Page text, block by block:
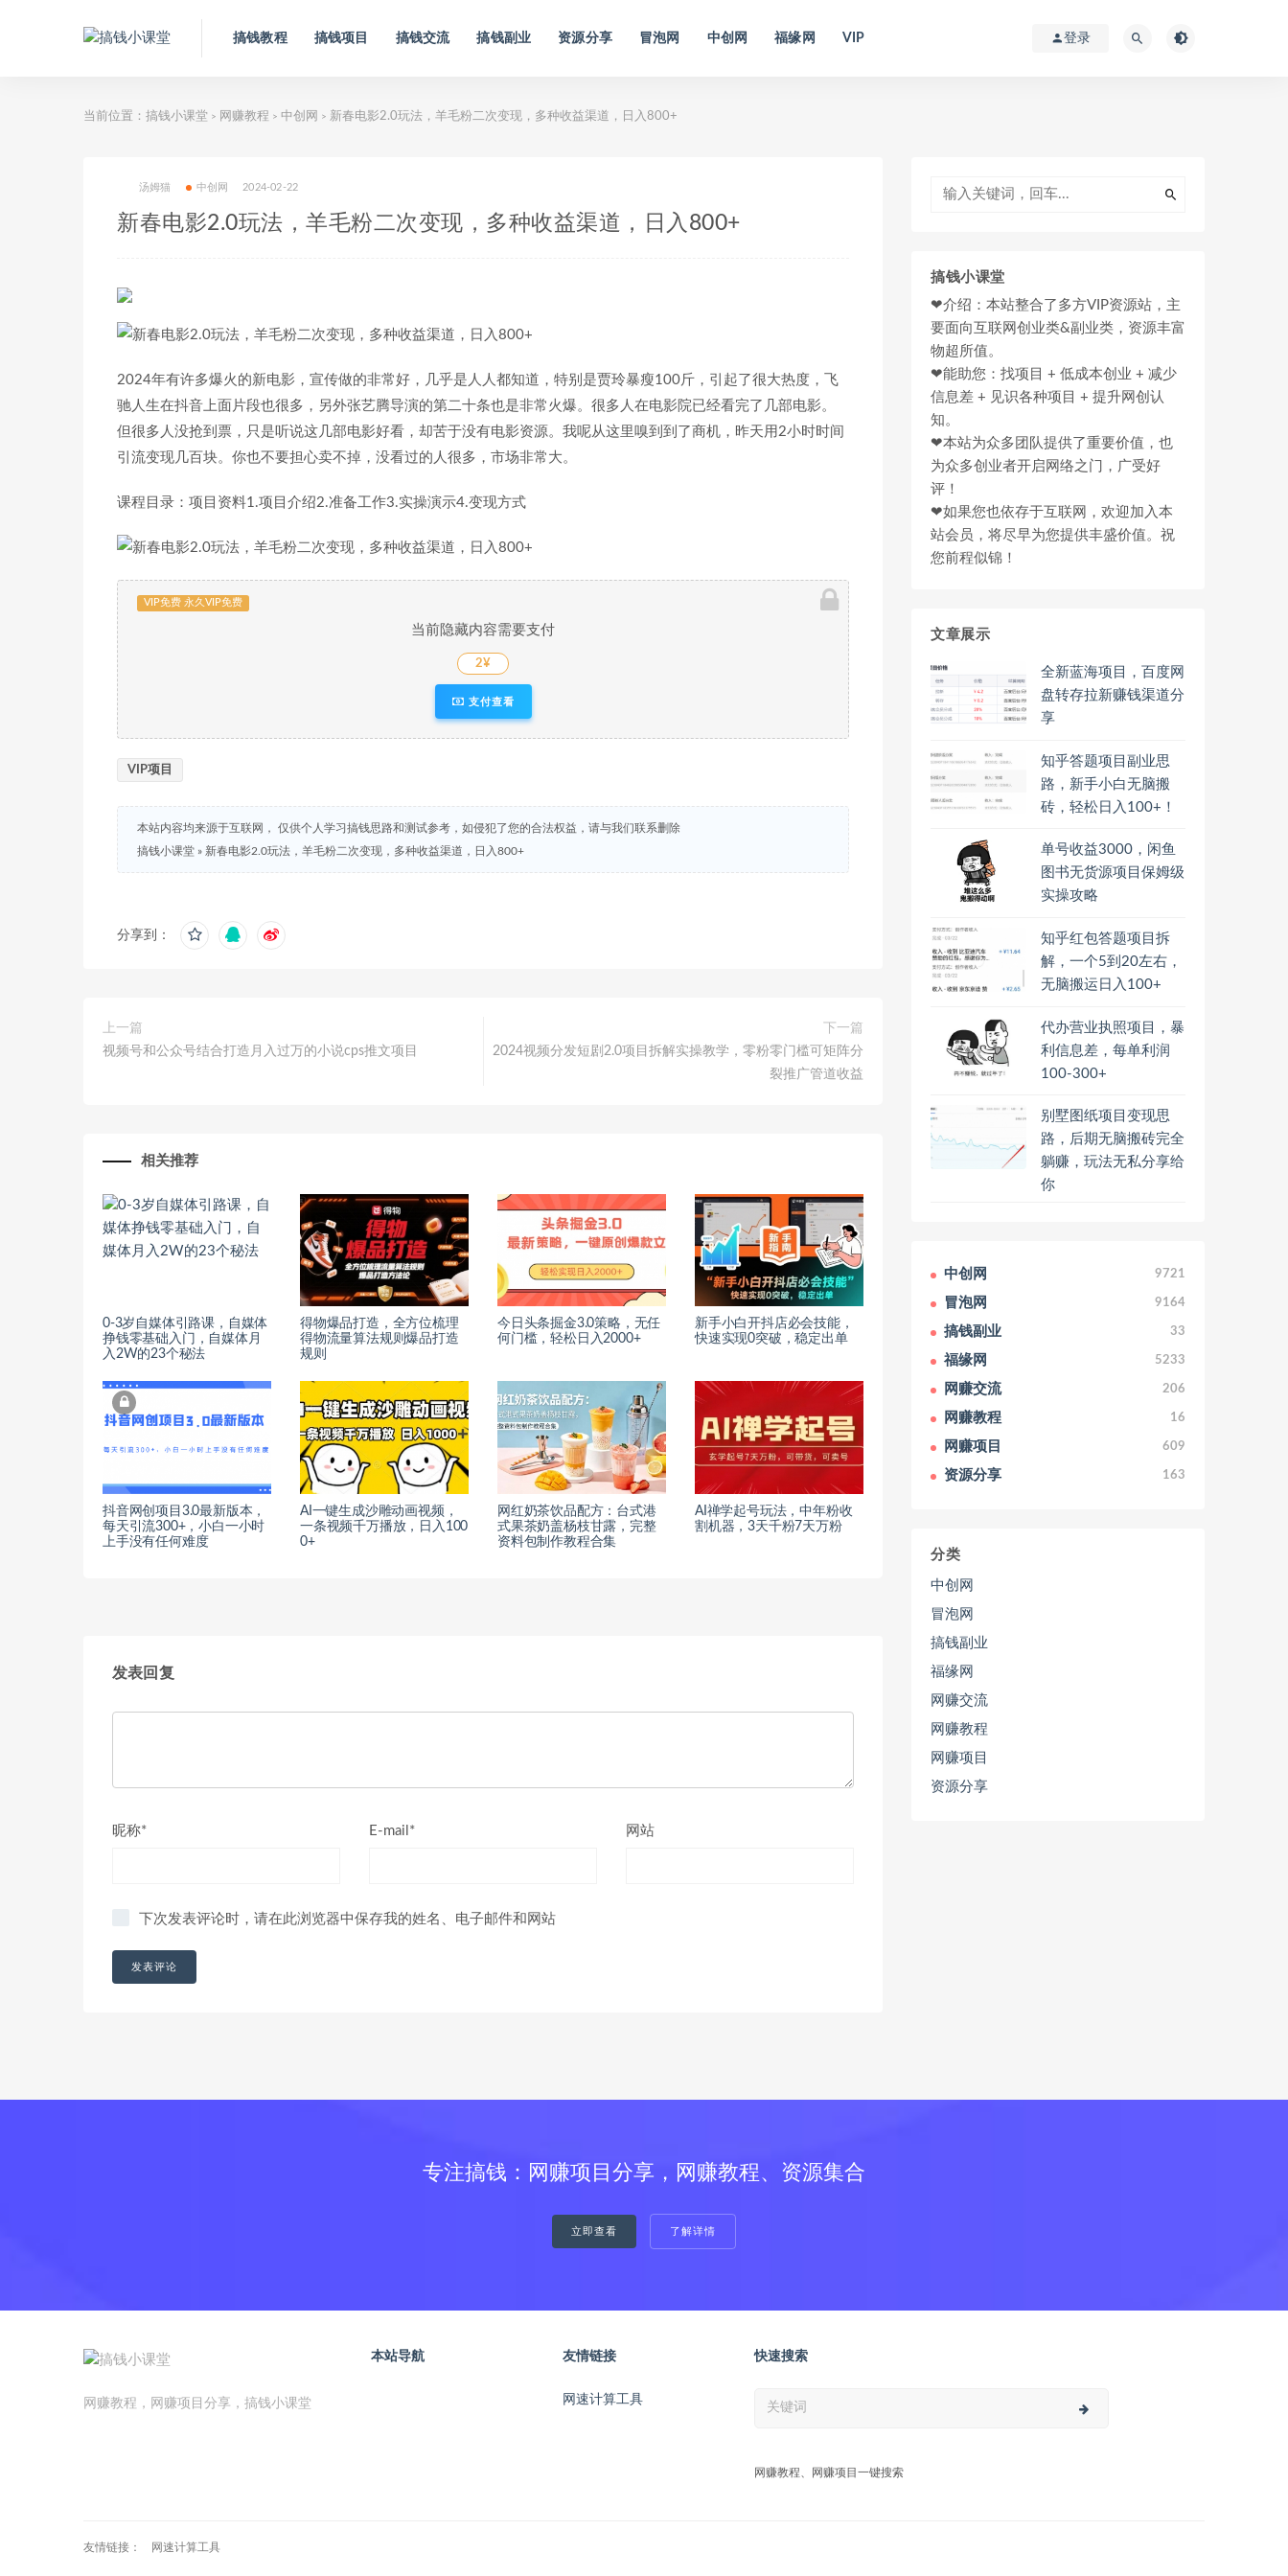
搞钱教程 搞钱项目 搞钱交流 搞钱副业 资源分享 冒泡网 中创网 福缘网 VIP 登录
当前位置： 搞钱小课堂 > 网赚教程 > 中创网 > 新春电影2.0玩法，羊毛粉二次变现，多种收益渠道，日入800+
汤姆猫 中创网 2024-02-22
新春电影2.0玩法，羊毛粉二次变现，多种收益渠道，日入800+
2024年有许多爆火的新电影，宣传做的非常好，几乎是人人都知道，特别是贾玲暴瘦100斤，引起了很大热度，飞
驰人生在抖音上面片段也很多，另外张艺腾导演的第二十条也是非常火爆。很多人在电影院已经看完了几部电影。
但很多人没抢到票，只是听说这几部电影好看，却苦于没有电影资源。我呢从这里嗅到到了商机，昨天用2小时时间
引流变现几百块。你也不要担心卖不掉，没看过的人很多，市场非常大。
课程目录：项目资料1.项目介绍2.准备工作3.实操演示4.变现方式
VIP免费 永久VIP免费
当前隐藏内容需要支付
2¥
支付查看
VIP项目
本站内容均来源于互联网， 仅供个人学习搞钱思路和测试参考，如侵犯了您的合法权益，请与我们联系删除
搞钱小课堂 » 新春电影2.0玩法，羊毛粉二次变现，多种收益渠道，日入800+
分享到：
上一篇
视频号和公众号结合打造月入过万的小说cps推文项目
下一篇
2024视频分发短剧2.0项目拆解实操教学，零粉零门槛可矩阵分
裂推广管道收益
相关推荐
0-3岁自媒体引路课，自媒体
挣钱零基础入门，自媒体月
入2W的23个秘法
得物爆品打造，全方位梳理
得物流量算法规则爆品打造
规则
今日头条掘金3.0策略，无任
何门槛，轻松日入2000+
新手小白开抖店必会技能，
快速实现0突破，稳定出单
抖音网创项目3.0最新版本，
每天引流300+，小白一小时
上手没有任何难度
AI一键生成沙雕动画视频，
一条视频千万播放，日入100
0+
网红奶茶饮品配方：台式港
式果茶奶盖杨枝甘露，完整
资料包制作教程合集
AI禅学起号玩法，中年粉收
割机器，3天千粉7天万粉
发表回复
昵称* E-mail* 网站
下次发表评论时，请在此浏览器中保存我的姓名、电子邮件和网站
搞钱小课堂
❤介绍：本站整合了多方VIP资源站，主
要面向互联网创业类&副业类，资源丰富
物超所值。
❤能助您：找项目 + 低成本创业 + 减少
信息差 + 见识各种项目 + 提升网创认
知。
❤本站为众多团队提供了重要价值，也
为众多创业者开启网络之门，广受好
评！
❤如果您也依存于互联网，欢迎加入本
站会员，将尽早为您提供丰盛价值。祝
您前程似锦！
文章展示
全新蓝海项目，百度网
盘转存拉新赚钱渠道分
享
知乎答题项目副业思
路，新手小白无脑搬
砖，轻松日入100+！
单号收益3000，闲鱼
图书无货源项目保姆级
实操攻略
知乎红包答题项目拆
解，一个5到20左右，
无脑搬运日入100+
代办营业执照项目，暴
利信息差，每单利润
100-300+
别墅图纸项目变现思
路，后期无脑搬砖完全
躺赚，玩法无私分享给
你
中创网 9721
冒泡网 9164
搞钱副业 33
福缘网 5233
网赚交流 206
网赚教程 16
网赚项目 609
资源分享 163
分类
中创网
冒泡网
搞钱副业
福缘网
网赚交流
网赚教程
网赚项目
资源分享
专注搞钱：网赚项目分享，网赚教程、资源集合
立即查看 了解详情
网赚教程，网赚项目分享，搞钱小课堂
本站导航 友情链接
网速计算工具
快速搜索
网赚教程、网赚项目一键搜索
友情链接： 网速计算工具